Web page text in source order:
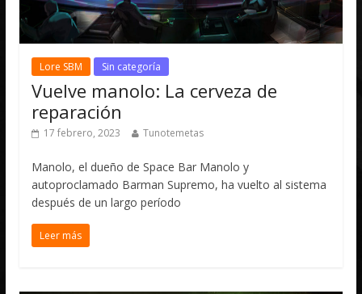
Lore SBM Sin categoría
Vuelve manolo: La cerveza de
reparación
17 febrero, 2023 Tunotemetas
Manolo, el dueño de Space Bar Manolo y
autoproclamado Barman Supremo, ha vuelto al sistema
después de un largo período
Leer más